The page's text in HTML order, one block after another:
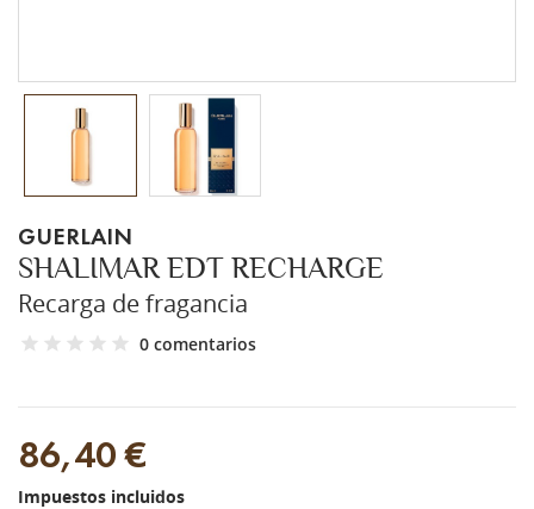
GUERLAIN
SHALIMAR EDT RECHARGE
Recarga de fragancia
0 comentarios
86,40 €
Impuestos incluidos